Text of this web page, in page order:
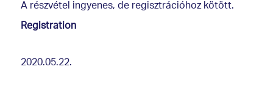
A részvétel ingyenes, de regisztrációhoz kötött.
Registration
2020.05.22.